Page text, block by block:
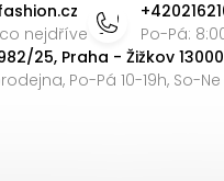
nejdříve
Po-Pá:
25, Praha - Žižkov 13000
Po-Pá 10-19h, So-Ne